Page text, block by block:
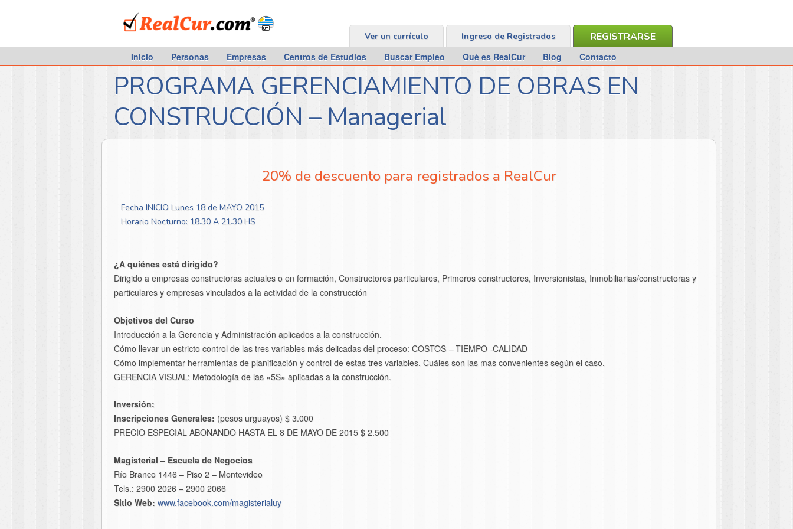
RealCur.com
REGISTRARSE
Ingreso de Registrados
Ver un currículo
Inicio Personas Empresas Centros de Estudios Buscar Empleo Qué es RealCur Blog Contacto
PROGRAMA GERENCIAMIENTO DE OBRAS EN
CONSTRUCCIÓN – Managerial
20% de descuento para registrados a RealCur
Fecha INICIO Lunes 18 de MAYO 2015
Horario Nocturno: 18.30 A 21.30 HS
¿A quiénes está dirigido?
Dirigido a empresas constructoras actuales o en formación, Constructores particulares, Primeros constructores, Inversionistas, Inmobiliarias/constructoras y
particulares y empresas vinculados a la actividad de la construcción
Objetivos del Curso
Introducción a la Gerencia y Administración aplicados a la construcción.
Cómo llevar un estricto control de las tres variables más delicadas del proceso: COSTOS – TIEMPO -CALIDAD
Cómo implementar herramientas de planificación y control de estas tres variables. Cuáles son las mas convenientes según el caso.
GERENCIA VISUAL: Metodología de las «5S» aplicadas a la construcción.
Inversión:
Inscripciones Generales: (pesos urguayos) $ 3.000
PRECIO ESPECIAL ABONANDO HASTA EL 8 DE MAYO DE 2015 $ 2.500
Magisterial – Escuela de Negocios
Río Branco 1446 – Piso 2 – Montevideo
Tels.: 2900 2026 – 2900 2066
Sitio Web: www.facebook.com/magisterialuy